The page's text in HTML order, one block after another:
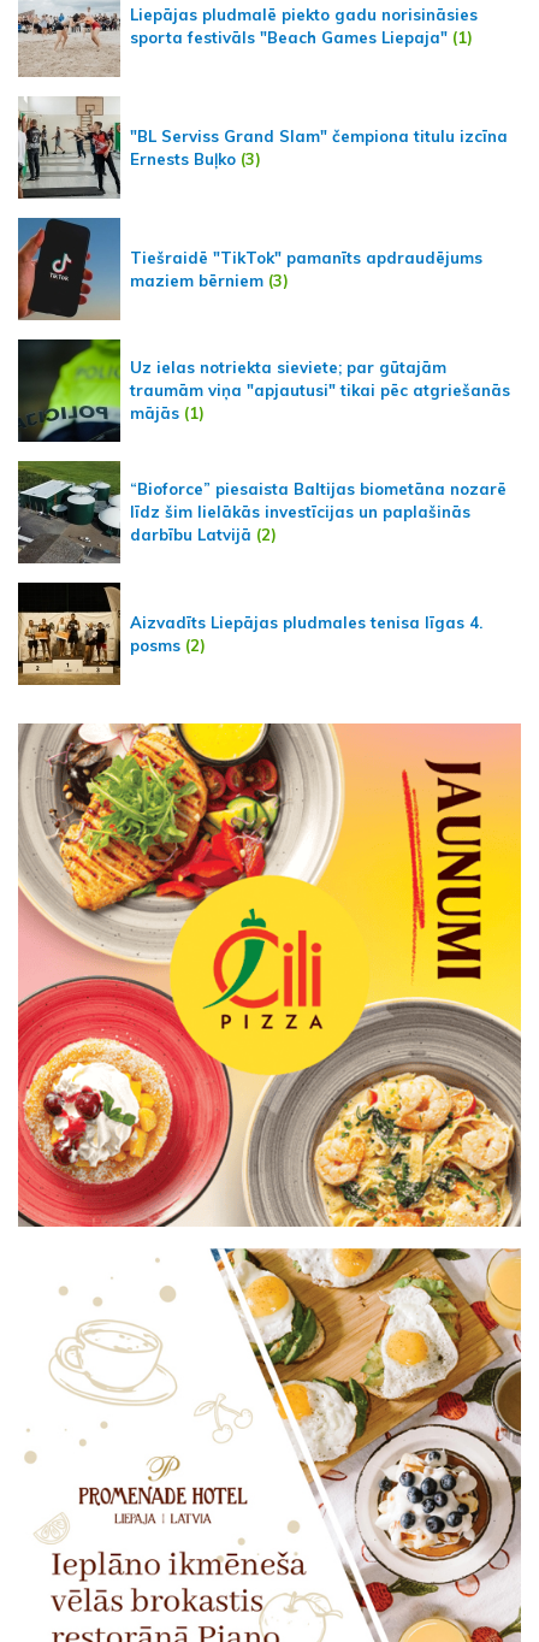
Liepājas pludmalē piekto gadu norisināsies
sporta festivāls "Beach Games Liepaja" (1)
"BL Serviss Grand Slam" čempiona titulu izcīna
Ernests Buļko (3)
Tiešraidē "TikTok" pamanīts apdraudējums
maziem bērniem (3)
Uz ielas notriekta sieviete; par gūtajām
traumām viņa "apjautusi" tikai pēc atgriešanās
mājās (1)
“Bioforce” piesaista Baltijas biometāna nozarē
līdz šim lielākās investīcijas un paplašinās
darbību Latvijā (2)
Aizvadīts Liepājas pludmales tenisa līgas 4.
posms (2)